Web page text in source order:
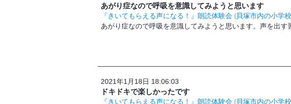
あがり症なので呼吸を意識してみようと思います
『きいてもらえる声になる！』朗読体験会 (貝塚市内の小学
あがり症なので呼吸を意識してみようと思います。声を出
2021年1月18日 18:06:03
ドキドキで楽しかったです
『きいてもらえる声になる！』朗読体験会 (貝塚市内の小学